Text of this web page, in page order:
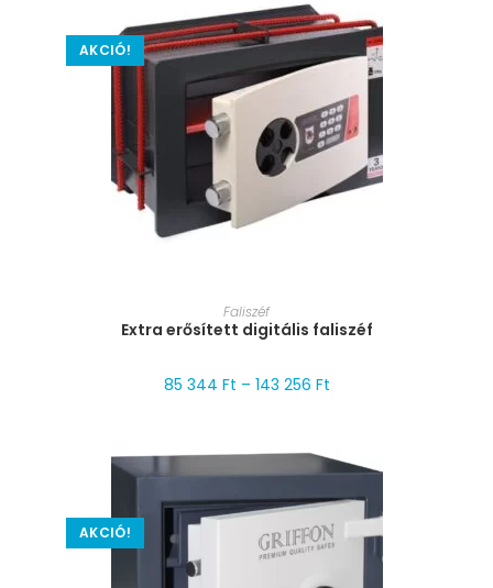
AKCIÓ!
MÉRET VÁLASZTÁSA
Faliszéf
Extra erősített digitális faliszéf
85 344 Ft – 143 256 Ft
AKCIÓ!